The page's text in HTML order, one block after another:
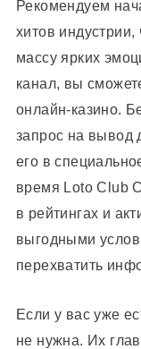
Рекомендуем
хитов
массу ярких
канал, вы
онлайн-казино.
запрос на вывод
его в
время Loto Club
в рейтингах и
выгодными
перехватить
Если у вас уже
не нужна. Их